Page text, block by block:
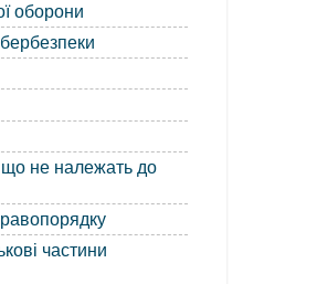
оборони
не належать до
частини